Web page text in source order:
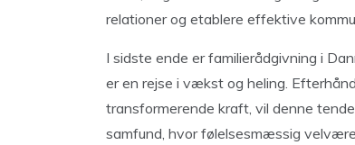
relationer og etablere effektive
I sidste ende er familierådgivning i
er en rejse i vækst og heling.
transformerende kraft, vil denne
samfund, hvor følelsesmæssig